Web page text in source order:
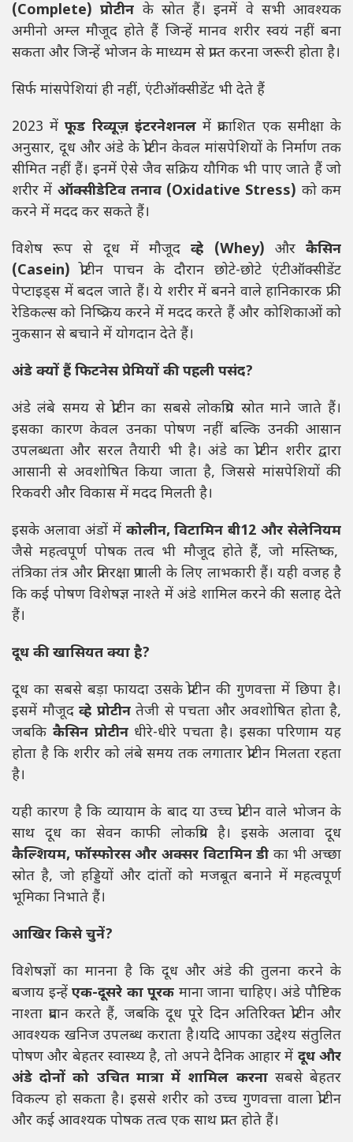
(Complete) प्रोटीन के स्रोत हैं। इनमें वे सभी आवश्यक
अमीनो अम्ल मौजूद होते हैं जिन्हें मानव शरीर स्वयं नहीं बना
सकता और जिन्हें भोजन के माध्यम से प्राप्त करना जरूरी होता है।
सिर्फ मांसपेशियां ही नहीं, एंटीऑक्सीडेंट भी देते हैं
2023 मेंफूड रिव्यूज़ इंटरनेशनलमें प्रकाशित एक समीक्षा के
अनुसार, दूध और अंडे के प्रोटीन केवल मांसपेशियों के निर्माण तक
सीमित नहीं हैं। इनमें ऐसे जैव सक्रिय यौगिक भी पाए जाते हैं जो
शरीर में ऑक्सीडेटिव तनाव (Oxidative Stress) को कम
करने में मदद कर सकते हैं।
विशेष रूप से दूध में मौजूदव्हे (Whey) औरकैसिन
(Casein) प्रोटीन पाचन के दौरान छोटे-छोटे एंटीऑक्सीडेंट
पेप्टाइड्स में बदल जाते हैं। ये शरीर में बनने वाले हानिकारक फ्री
रेडिकल्स को निष्क्रिय करने में मदद करते हैं और कोशिकाओं को
नुकसान से बचाने में योगदान देते हैं।
अंडे क्यों हैं फिटनेस प्रेमियों की पहली पसंद?
अंडे लंबे समय से प्रोटीन का सबसे लोकप्रिय स्रोत माने जाते हैं।
इसका कारण केवल उनका पोषण नहीं बल्कि उनकी आसान
उपलब्धता और सरल तैयारी भी है। अंडे का प्रोटीन शरीर द्वारा
आसानी से अवशोषित किया जाता है, जिससे मांसपेशियों की
रिकवरी और विकास में मदद मिलती है।
इसके अलावा अंडों में कोलीन, विटामिन बी12 और सेलेनियम
जैसे महत्वपूर्ण पोषक तत्व भी मौजूद होते हैं, जो मस्तिष्क,
तंत्रिका तंत्र और प्रतिरक्षा प्रणाली के लिए लाभकारी हैं। यही वजह है
कि कई पोषण विशेषज्ञ नाश्ते में अंडे शामिल करने की सलाह देते
हैं।
दूध की खासियत क्या है?
दूध का सबसे बड़ा फायदा उसके प्रोटीन की गुणवत्ता में छिपा है।
इसमें मौजूद व्हे प्रोटीनतेजी से पचता और अवशोषित होता है,
जबकि कैसिन प्रोटीनधीरे-धीरे पचता है। इसका परिणाम यह
होता है कि शरीर को लंबे समय तक लगातार प्रोटीन मिलता रहता
है।
यही कारण है कि व्यायाम के बाद या उच्च प्रोटीन वाले भोजन के
साथ दूध का सेवन काफी लोकप्रिय है। इसके अलावा दूध
कैल्शियम, फॉस्फोरस और अक्सर विटामिन डी का भी अच्छा
स्रोत है, जो हड्डियों और दांतों को मजबूत बनाने में महत्वपूर्ण
भूमिका निभाते हैं।
आखिर किसे चुनें?
विशेषज्ञों का मानना है कि दूध और अंडे की तुलना करने के
बजाय इन्हेंएक-दूसरे का पूरक माना जाना चाहिए। अंडे पौष्टिक
नाश्ता प्रदान करते हैं, जबकि दूध पूरे दिन अतिरिक्त प्रोटीन और
आवश्यक खनिज उपलब्ध कराता है।यदि आपका उद्देश्य संतुलित
पोषण और बेहतर स्वास्थ्य है, तो अपने दैनिक आहार में दूध और
अंडे दोनों को उचित मात्रा में शामिल करनासबसे बेहतर
विकल्प हो सकता है। इससे शरीर को उच्च गुणवत्ता वाला प्रोटीन
और कई आवश्यक पोषक तत्व एक साथ प्राप्त होते हैं।